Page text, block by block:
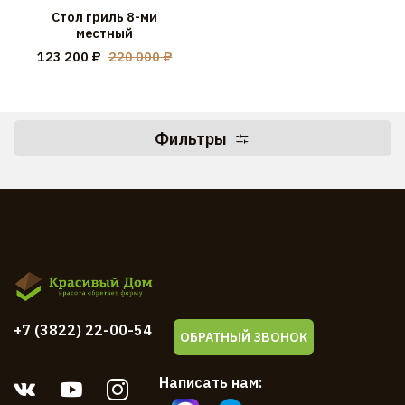
Стол гриль 8-ми
местный
123 200 ₽ 220 000 ₽
Фильтры
Написать нам:
+7 (3822) 22-00-54 ОБРАТНЫЙ ЗВОНОК